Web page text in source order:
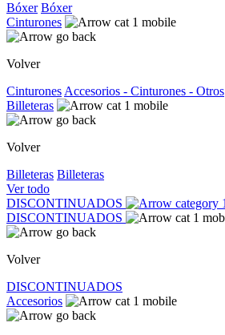
Bóxer Bóxer
Cinturones
Volver
Cinturones Accesorios - Cinturones - Otros
Billeteras
Volver
Billeteras Billeteras
Ver todo
DISCONTINUADOS
DISCONTINUADOS
Volver
DISCONTINUADOS
Accesorios